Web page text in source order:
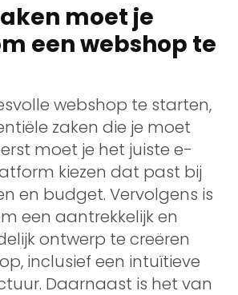
moet je
een webshop te
webshop te starten,
zaken die je moet
moet je het juiste e-
kiezen dat past bij
en budget. Vervolgens is
een aantrekkelijk en
ontwerp te creëren
inclusief een intuïtieve
Daarnaast is het van